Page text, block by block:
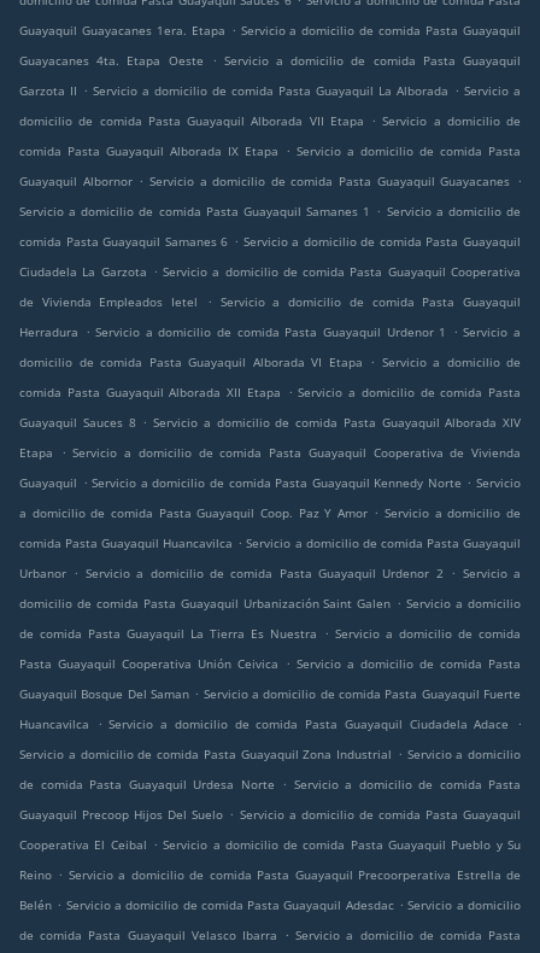
Guayaquil Guayacanes 1era. Etapa . Servicio a domicilio de comida Pasta Guayaquil
Guayacanes 4ta. Etapa Oeste
. Servicio a domicilio de comida Pasta Guayaquil
Garzota II . Servicio a domicilio de comida Pasta Guayaquil La Alborada . Servicio a
domicilio de comida Pasta Guayaquil Alborada VII Etapa
. Servicio a domicilio de
comida Pasta Guayaquil Alborada IX Etapa
. Servicio a domicilio de comida Pasta
Guayaquil Albornor . Servicio a domicilio de comida Pasta Guayaquil Guayacanes .
Servicio a domicilio de comida Pasta Guayaquil Samanes 1
. Servicio a domicilio de
comida Pasta Guayaquil Samanes 6 . Servicio a domicilio de comida Pasta Guayaquil
Ciudadela La Garzota . Servicio a domicilio de comida Pasta Guayaquil Cooperativa
de Vivienda Empleados Ietel
. Servicio a domicilio de comida Pasta Guayaquil
Herradura
. Servicio a domicilio de comida Pasta Guayaquil Urdenor 1 . Servicio a
domicilio de comida Pasta Guayaquil Alborada VI Etapa
. Servicio a domicilio de
comida Pasta Guayaquil Alborada XII Etapa
. Servicio a domicilio de comida Pasta
Guayaquil Sauces 8 . Servicio a domicilio de comida Pasta Guayaquil Alborada XIV
Etapa
. Servicio a domicilio de comida Pasta Guayaquil Cooperativa de Vivienda
Guayaquil . Servicio a domicilio de comida Pasta Guayaquil Kennedy Norte . Servicio
a domicilio de comida Pasta Guayaquil Coop. Paz Y Amor . Servicio a domicilio de
comida Pasta Guayaquil Huancavilca . Servicio a domicilio de comida Pasta Guayaquil
Urbanor . Servicio a domicilio de comida Pasta Guayaquil Urdenor 2 . Servicio a
domicilio de comida Pasta Guayaquil Urbanización Saint Galen . Servicio a domicilio
de comida Pasta Guayaquil La Tierra Es Nuestra
. Servicio a domicilio de comida
Pasta Guayaquil Cooperativa Unión Ceivica
. Servicio a domicilio de comida Pasta
Guayaquil Bosque Del Saman . Servicio a domicilio de comida Pasta Guayaquil Fuerte
Huancavilca
. Servicio a domicilio de comida Pasta Guayaquil Ciudadela Adace
.
Servicio a domicilio de comida Pasta Guayaquil Zona Industrial . Servicio a domicilio
de comida Pasta Guayaquil Urdesa Norte
. Servicio a domicilio de comida Pasta
Guayaquil Precoop Hijos Del Suelo . Servicio a domicilio de comida Pasta Guayaquil
Cooperativa El Ceibal . Servicio a domicilio de comida Pasta Guayaquil Pueblo y Su
Reino . Servicio a domicilio de comida Pasta Guayaquil Precoorperativa Estrella de
Belén . Servicio a domicilio de comida Pasta Guayaquil Adesdac . Servicio a domicilio
de comida Pasta Guayaquil Velasco Ibarra
. Servicio a domicilio de comida Pasta